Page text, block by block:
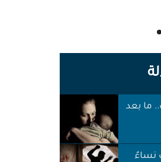
ما بعد
نساءٌ